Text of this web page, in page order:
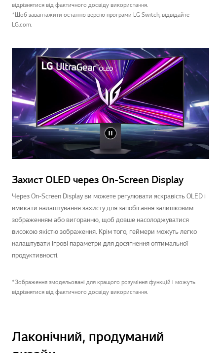
відрізнятися від фактичного досвіду використання.
*Щоб завантажити останню версію програми LG Switch, відвідайте
LG.com.
Захист OLED через On-Screen Display
Через On-Screen Display ви можете регулювати яскравість OLED і
вмикати налаштування захисту для запобігання залишковим
зображенням або вигоранню, щоб довше насолоджуватися
високою якістю зображення. Крім того, геймери можуть легко
налаштувати ігрові параметри для досягнення оптимальної
продуктивності.
*Зображення змодельовані для кращого розуміння функцій і можуть
відрізнятися від фактичного досвіду використання.
Лаконічний, продуманий